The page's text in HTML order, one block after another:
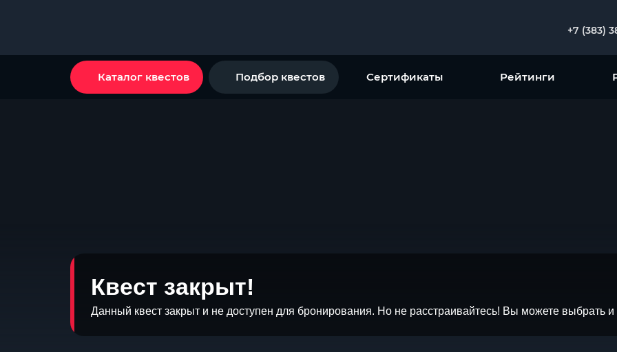
+7 (383)
Каталог квестов Подбор квестов Сертификаты Рейтинги
Квест закрыт!
Данный квест закрыт и не доступен для бронирования. Но не расстраивайтесь! Вы можете выбрать и